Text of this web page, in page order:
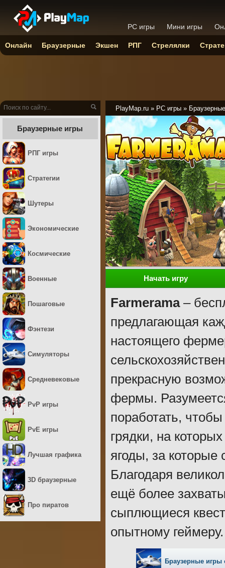
PlayMap.ru » PC игры » Браузерные
Начать игру
Farmerama–
предлагающая
настоящего
прекрасную
фермы.
поработать,
грядки, на
ягоды, за которые
Благодаря
ещё более
сыплющиеся
опытному геймеру.
Браузерные игры
Браузерные игры
РПГ игры
Стратегии
Шутеры
Экономические
Космические
Военные
Пошаговые
Фэнтези
Симуляторы
Средневековые
PvP игры
PvE игры
Лучшая графика
3D браузерные
Про пиратов
PC игры Мини игры
Онлайн Браузерные Экшен РПГ Стрелялки